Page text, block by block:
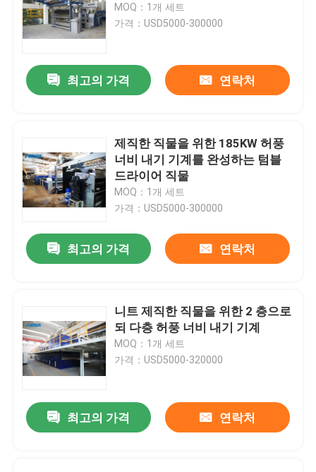
MOQ：1개 세트
가격：USD5000-300000
최고의 가격 연락처
제직한 직물을 위한 185KW 허풍
너비 내기 기계를 완성하는 텀블
드라이어 직물
MOQ：1개 세트
가격：USD5000-300000
최고의 가격 연락처
니트 제직한 직물을 위한 2 층으로
되 다층 허풍 너비 내기 기계
MOQ：1개 세트
가격：USD5000-320000
최고의 가격 연락처